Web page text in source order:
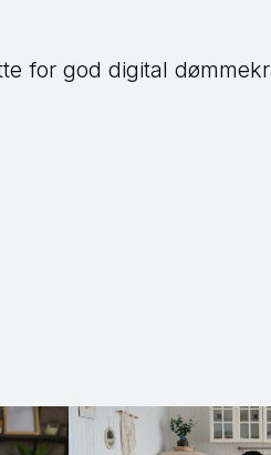
for god digital